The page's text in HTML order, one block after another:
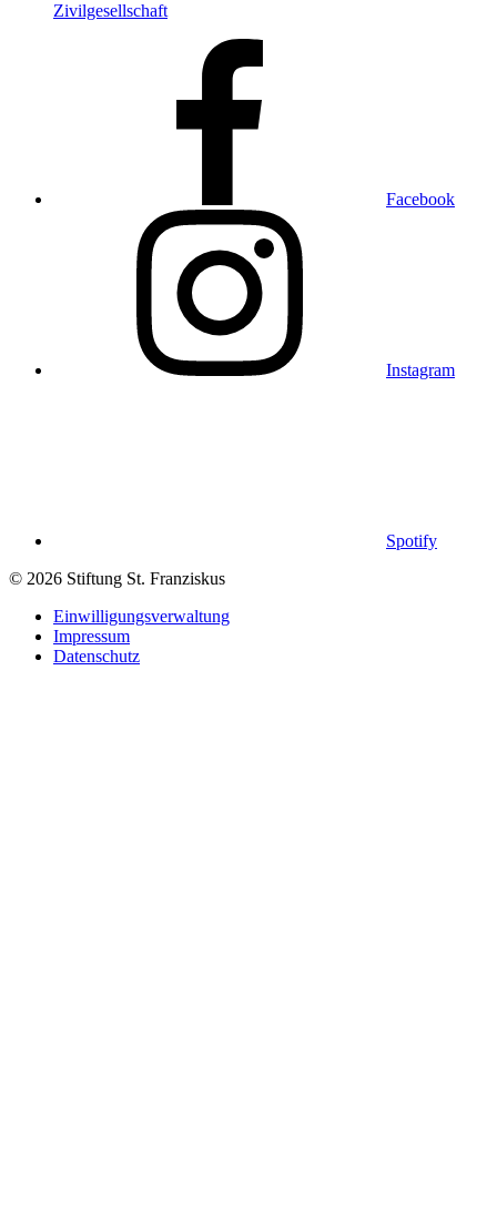
Zivilgesellschaft
Facebook
Instagram
Spotify
© 2026 Stiftung St. Franziskus
Einwilligungsverwaltung
Impressum
Datenschutz